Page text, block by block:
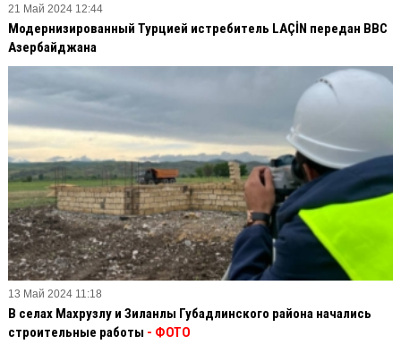
21 Май 2024 12:44
Модернизированный Турцией истребитель LAÇİN передан ВВС
Азербайджана
13 Май 2024 11:18
В селах Махрузлу и Зиланлы Губадлинского района начались
строительные работы - ФОТО